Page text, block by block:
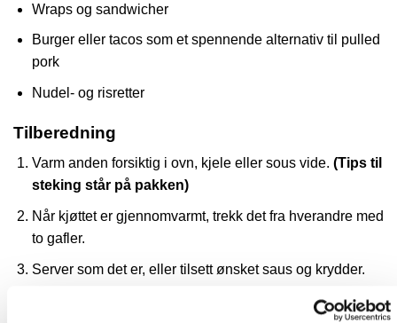
Wraps og sandwicher
Burger eller tacos som et spennende alternativ til pulled
pork
Nudel- og risretter
Tilberedning
Varm anden forsiktig i ovn, kjele eller sous vide. (Tips til
steking står på pakken)
Når kjøttet er gjennomvarmt, trekk det fra hverandre med
to gafler.
Server som det er, eller tilsett ønsket saus og krydder.
Et smakfullt og allsidig produkt som gjør det enkelt å